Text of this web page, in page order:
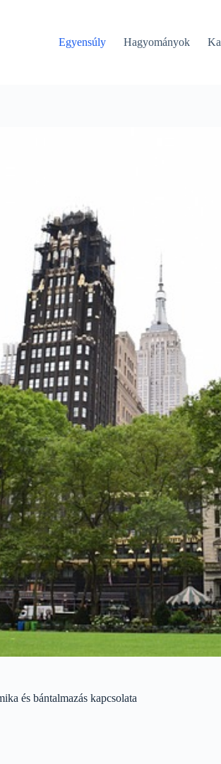
Egyensúly Hagyományok
és bántalmazás kapcsolata